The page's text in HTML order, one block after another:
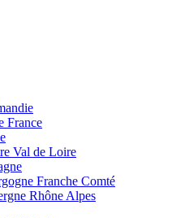
France
Val de Loire
Franche Comté
Rhône Alpes